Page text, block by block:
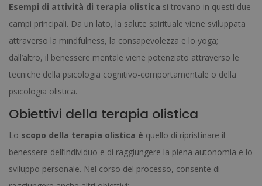
Esempi di attività di terapia olistica si trovano in questi due
campi principali. Da un lato, la salute spirituale viene sviluppata
attraverso la mindfulness, la consapevolezza e lo yoga;
dall’altro, il benessere mentale viene potenziato attraverso le
tecniche della psicologia cognitivo-comportamentale o della
psicologia olistica.
Obiettivi della terapia olistica
Lo scopo della terapia olistica è quello di ripristinare il
benessere dell’individuo e di raggiungere la piena autonomia e lo
sviluppo personale. Nel corso del processo, consente di